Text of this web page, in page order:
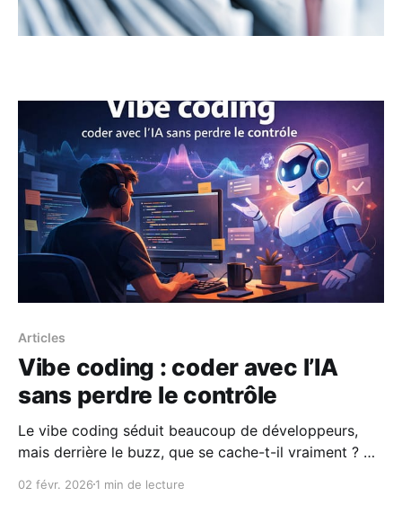
Articles
Vibe coding : coder avec l’IA
sans perdre le contrôle
Le vibe coding séduit beaucoup de développeurs,
mais derrière le buzz, que se cache-t-il vraiment ? Ce
coder efficacement tout en gardant la maîtrise du
02 févr. 2026 1 min de lecture